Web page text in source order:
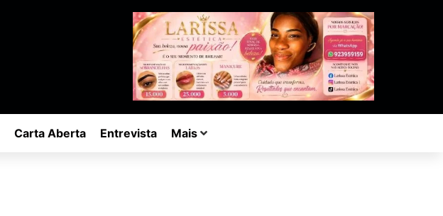
Carta Aberta Entrevista Mais